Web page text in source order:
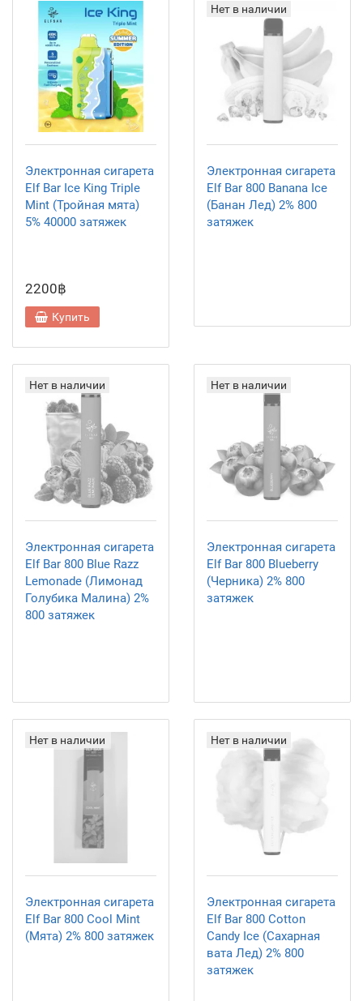
Электронная сигарета
Elf Bar Ice King Triple
Mint (Тройная мята)
5% 40000 затяжек
2200฿
Купить
Нет в наличии
Электронная сигарета
Elf Bar 800 Banana Ice
(Банан Лед) 2% 800
затяжек
Нет в наличии
Электронная сигарета
Elf Bar 800 Blue Razz
Lemonade (Лимонад
Голубика Малина) 2%
800 затяжек
Нет в наличии
Электронная сигарета
Elf Bar 800 Blueberry
(Черника) 2% 800
затяжек
Нет в наличии
Электронная сигарета
Elf Bar 800 Cool Mint
(Мята) 2% 800 затяжек
Нет в наличии
Электронная сигарета
Elf Bar 800 Cotton
Candy Ice (Сахарная
вата Лед) 2% 800
затяжек